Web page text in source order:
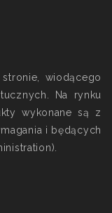
wiodącego
Na rynku
wykonane są z
i będących